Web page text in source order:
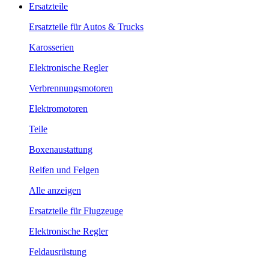
Ersatzteile
Ersatzteile für Autos & Trucks
Karosserien
Elektronische Regler
Verbrennungsmotoren
Elektromotoren
Teile
Boxenaustattung
Reifen und Felgen
Alle anzeigen
Ersatzteile für Flugzeuge
Elektronische Regler
Feldausrüstung